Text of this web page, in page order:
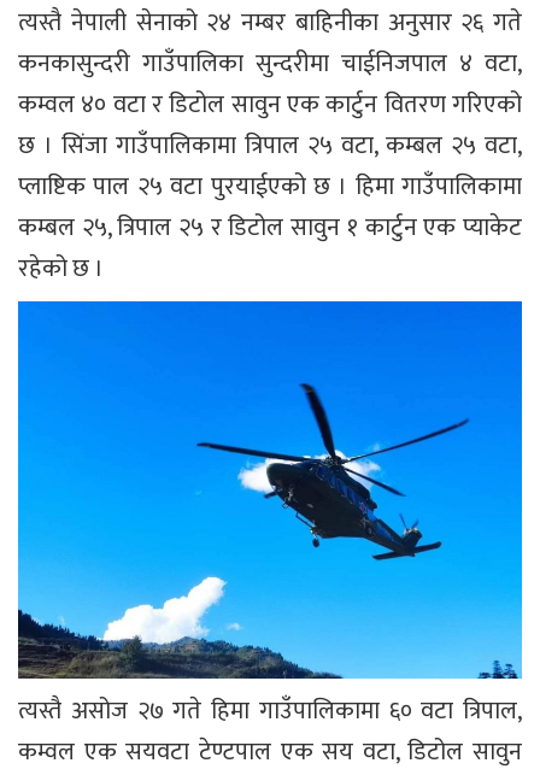
त्यस्तै नेपाली सेनाको २४ नम्बर बाहिनीका अनुसार २६ गते
कनकासुन्दरी गाउँपालिका सुन्दरीमा चाईनिजपाल ४ वटा,
कम्वल ४० वटा र डिटोल सावुन एक कार्टुन वितरण गरिएको
छ । सिंजा गाउँपालिकामा त्रिपाल २५ वटा, कम्बल २५ वटा,
प्लाष्टिक पाल २५ वटा पुरयाईएको छ । हिमा गाउँपालिकामा
कम्बल २५, त्रिपाल २५ र डिटोल सावुन १ कार्टुन एक प्याकेट
रहेको छ ।
त्यस्तै असोज २७ गते हिमा गाउँपालिकामा ६० वटा त्रिपाल,
कम्वल एक सयवटा टेण्टपाल एक सय वटा, डिटोल सावुन